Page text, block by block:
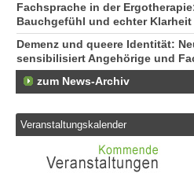
Fachsprache in der
Bauchgefühl und echter Klarheit
Demenz und queere Identität:
sensibilisiert Angehörige und
zum News-Archiv
Veranstaltungskalender